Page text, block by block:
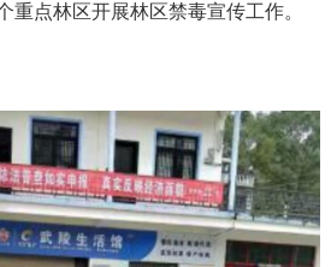
重点林区开展林区禁毒宣传工作。